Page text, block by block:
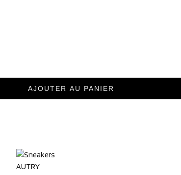
AJOUTER AU PANIER